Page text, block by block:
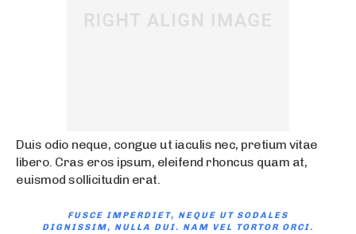
Duis odio neque, congue ut iaculis nec, pretium vitae
libero. Cras eros ipsum, eleifend rhoncus quam at,
euismod sollicitudin erat.
FUSCE IMPERDIET, NEQUE UT SODALES
DIGNISSIM, NULLA DUI. NAM VEL TORTOR ORCI.